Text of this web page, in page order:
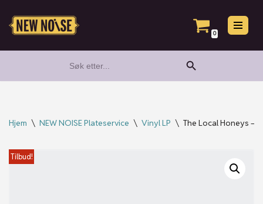
Hopp
0
for:
Search Button
Hjem \ NEW NOISE Plateservice \ Vinyl LP \ The Local Honeys –
Tilbud!